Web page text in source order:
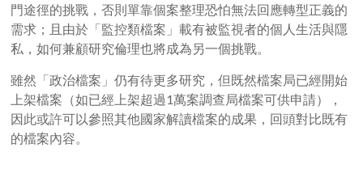
門途徑的挑戰，否則單靠個案整理恐怕無法回應轉型正義的
需求；且由於「監控類檔案」載有被監視者的個人生活與隱
私，如何兼顧研究倫理也將成為另一個挑戰。
雖然「政治檔案」仍有待更多研究，但既然檔案局已經開始
上架檔案（如已經上架超過 1萬案調查局檔案可供申請），
因此或許可以參照其他國家解讀檔案的成果，回頭對比既有
的檔案內容。